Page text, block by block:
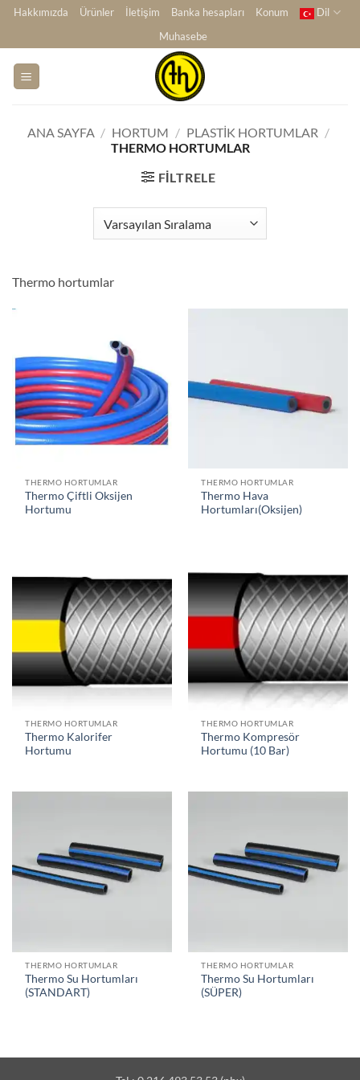
İçeriğe
Hakkımızda Ürünler İletişim Banka hesapları Konum
Dil
Muhasebe
ANA SAYFA / HORTUM / PLASTIK HORTUMLAR /
THERMO HORTUMLAR
FILTRELE
Thermo hortumlar
THERMO HORTUMLAR
Thermo Çiftli Oksijen
Hortumu
THERMO HORTUMLAR
Thermo Hava
Hortumları(Oksijen)
THERMO HORTUMLAR
Thermo Kalorifer
Hortumu
THERMO HORTUMLAR
Thermo Kompresör
Hortumu (10 Bar)
THERMO HORTUMLAR
Thermo Su Hortumları
(STANDART)
THERMO HORTUMLAR
Thermo Su Hortumları
(SÜPER)